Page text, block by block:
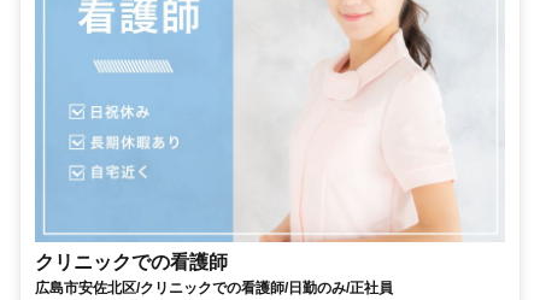
クリニックでの看護師
広島市安佐北区/クリニックでの看護師/日勤のみ/正社員